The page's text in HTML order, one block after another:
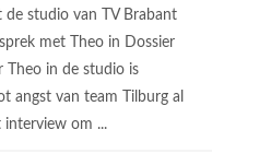
de studio van TV Brabant
met Theo in Dossier
Theo in de studio is
angst van team Tilburg al
interview om ...